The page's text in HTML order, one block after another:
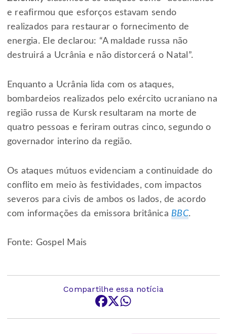
e reafirmou que esforços estavam sendo
realizados para restaurar o fornecimento de
energia. Ele declarou: “A maldade russa não
destruirá a Ucrânia e não distorcerá o Natal”.
Enquanto a Ucrânia lida com os ataques,
bombardeios realizados pelo exército ucraniano na
região russa de Kursk resultaram na morte de
quatro pessoas e feriram outras cinco, segundo o
governador interino da região.
Os ataques mútuos evidenciam a continuidade do
conflito em meio às festividades, com impactos
severos para civis de ambos os lados, de acordo
com informações da emissora britânicaBBC.
Fonte: Gospel Mais
Compartilhe essa notícia